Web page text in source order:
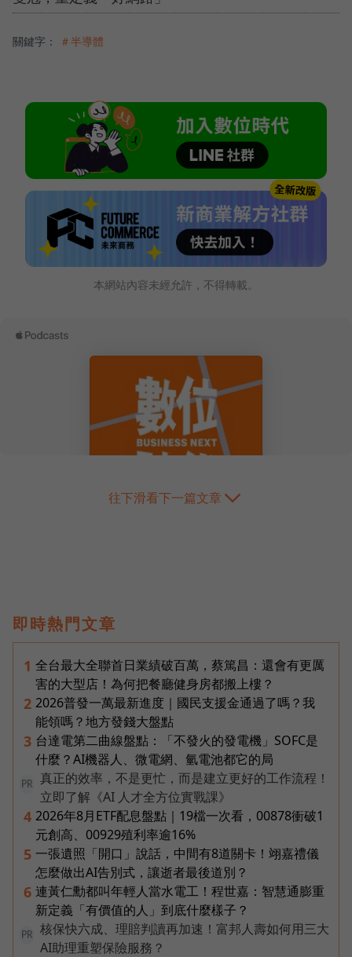
關鍵字： ＃半導體
本網站內容未經允許，不得轉載。
往下滑看下一篇文章
即時熱門文章
1 全台最大全聯首日業績破百萬，蔡篤昌：還會有更厲
害的大型店！為何把餐廳健身房都搬上樓？
2 2026普發一萬最新進度｜國民支援金通過了嗎？我
能領嗎？地方發錢大盤點
3 台達電第二曲線盤點：「不發火的發電機」SOFC是
什麼？AI機器人、微電網、氫電池都它的局
PR
真正的效率，不是更忙，而是建立更好的工作流程！
立即了解《AI 人才全方位實戰課》
4 2026年8月ETF配息盤點｜19檔一次看，00878衝破1
元創高、00929殖利率逾16%
5 一張遺照「開口」說話，中間有8道關卡！翊嘉禮儀
怎麼做出AI告別式，讓逝者最後道別？
6 連黃仁勳都叫年輕人當水電工！程世嘉：智慧通膨重
新定義「有價值的人」到底什麼樣子？
PR
核保快六成、理賠判讀再加速！富邦人壽如何用三大
AI助理重塑保險服務？